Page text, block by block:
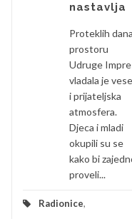
nastavlja
Proteklih
prostoru
Udruge
vladala je
i prijateljska
atmosfera.
Djeca i mladi
okupili su se
kako bi
proveli...
Radionice,